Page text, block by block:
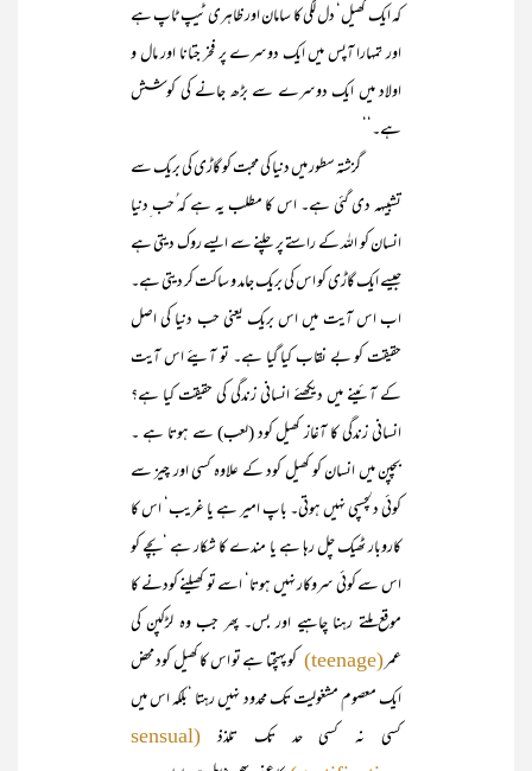
کہ ایک کھیل‘ دل لگی کا سامان اور ظاہری ٹیپ ٹاپ ہے
اور تمہارا آپس میں ایک دوسرے پر فخر جتانا اور مال و
اولاد میں ایک دوسرے سے بڑھ جانے کی کوشش
ہے۔‘‘
گزشتہ سطور میں دنیا کی محبت کو گاڑی کی بریک سے
تشبیہہ دی گئی ہے۔ اس کا مطلب یہ ہے کہ ُحب ِدنیا
انسان کو اللہ کے راستے پر چلنے سے ایسے روک دیتی ہے
جیسے ایک گاڑی کو اس کی بریک جامد و ساکت کر دیتی ہے۔
اب اس آیت میں اس بریک یعنی حب دنیا کی اصل
حقیقت کو بے نقاب کیا گیا ہے۔ تو آیئے اس آیت
کے آئینے میں دیکھئے انسانی زندگی کی حقیقت کیا ہے؟
انسانی زندگی کا آغاز کھیل کود (لعب) سے ہوتا ہے ۔
بچپن میں انسان کو کھیل کود کے علاوہ کسی اور چیز سے
کوئی دلچسپی نہیں ہوتی۔ باپ امیر ہے یا غریب‘ اس کا
کاروبار ٹھیک چل رہا ہے یا مندے کا شکار ہے ‘بچے کو
اس سے کوئی سروکار نہیں ہوتا‘ اسے تو کھیلنے کودنے کا
موقع ملتے رہنا چاہیے اور بس۔ پھر جب وہ لڑکپن کی
عمر(teenage)
کو پہنچتا ہے تو اس کا کھیل کود محض
ایک معصوم مشغولیت تک محدود نہیں رہتا ‘بلکہ اس میں
کسی نہ کسی حد تک تلذذ
(sensual